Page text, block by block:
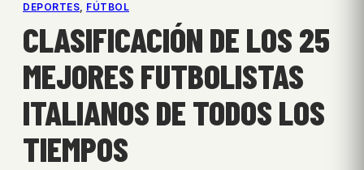
DEPORTES, FÚTBOL
CLASIFICACIÓN DE LOS 25
MEJORES FUTBOLISTAS
ITALIANOS DE TODOS LOS
TIEMPOS